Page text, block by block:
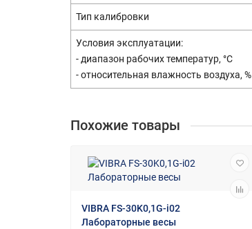
Тип калибровки
Условия эксплуатации:
- диапазон рабочих температур, °C
- относительная влажность воздуха, %
Похожие товары
VIBRA FS-30K0,1G-i02
Лабораторные весы